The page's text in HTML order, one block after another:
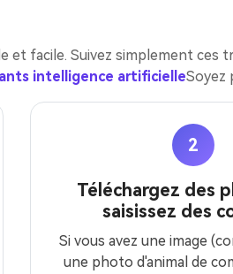
et facile. Suivez simplement
intelligence artificielleSoyez
2
Téléchargez des
saisissez des
Si vous avez une image
une photo d'animal de